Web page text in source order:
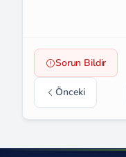
Sorun Bildir
Önceki